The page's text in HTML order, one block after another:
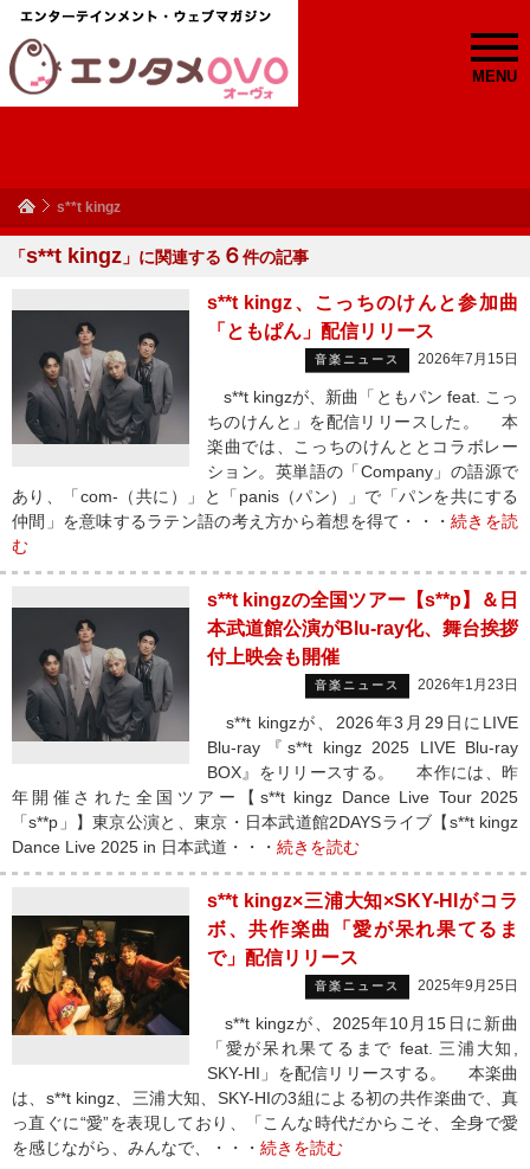
MENU
s**t kingz
「s**t kingz 」に関連する ６件の記事
s**t kingz、こっちのけんと参加曲
「ともぱん」配信リリース
音楽ニュース 2026年7月15日
s**t kingzが、新曲「ともパン feat. こっ
ちのけんと」を配信リリースした。 本
楽曲では、こっちのけんととコラボレー
ション。英単語の「Company」の語源で
あり、「com-（共に）」と「panis（パン）」で「パンを共にする
仲間」を意味するラテン語の考え方から着想を得て・・・続きを読
む
s**t kingzの全国ツアー【s**p】＆日
本武道館公演がBlu-ray化、舞台挨拶
付上映会も開催
音楽ニュース 2026年1月23日
s**t kingzが、2026年3月29日にLIVE
Blu-ray『s**t kingz 2025 LIVE Blu-ray
BOX』をリリースする。 本作には、昨
年開催された全国ツアー【s**t kingz Dance Live Tour 2025
「s**p」】東京公演と、東京・日本武道館2DAYSライブ【s**t kingz
Dance Live 2025 in 日本武道・・・ 続きを読む
s**t kingz×三浦大知×SKY-HIがコラ
ボ、共作楽曲「愛が呆れ果てるま
で」配信リリース
音楽ニュース 2025年9月25日
s**t kingzが、2025年10月15日に新曲
「愛が呆れ果てるまで feat. 三浦大知,
SKY-HI」を配信リリースする。 本楽曲
は、s**t kingz、三浦大知、SKY-HIの3組による初の共作楽曲で、真
っ直ぐに“愛”を表現しており、「こんな時代だからこそ、全身で愛
を感じながら、みんなで、・・・ 続きを読む